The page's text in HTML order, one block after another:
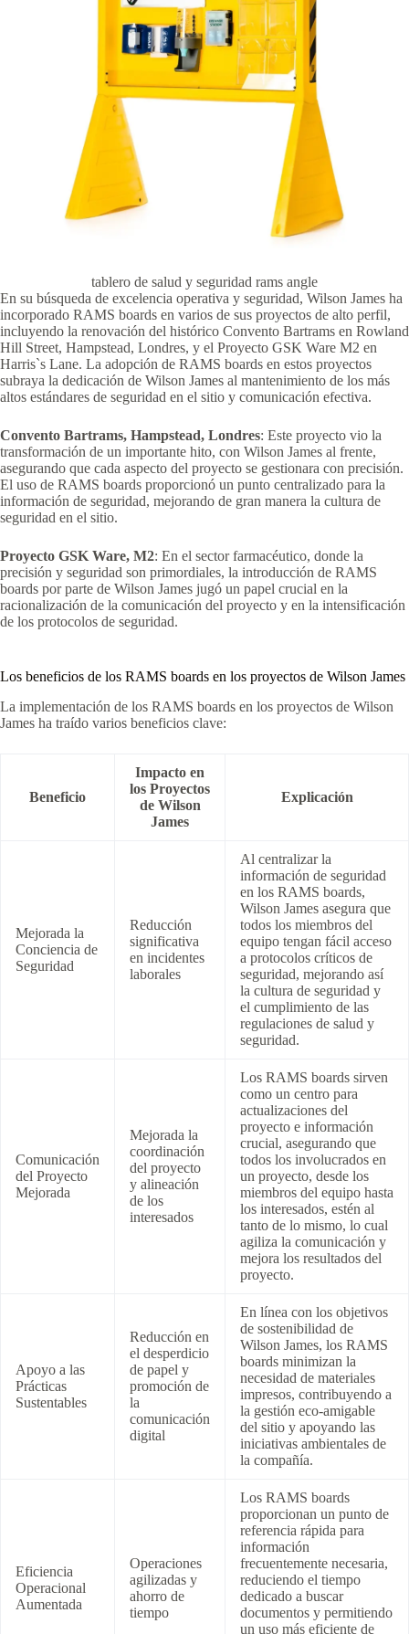
tablero de salud y seguridad rams angle
En su búsqueda de excelencia operativa y seguridad, Wilson James ha
incorporado RAMS boards en varios de sus proyectos de alto perfil,
incluyendo la renovación del histórico Convento Bartrams en Rowland
Hill Street, Hampstead, Londres, y el Proyecto GSK Ware M2 en
Harris`s Lane. La adopción de RAMS boards en estos proyectos
subraya la dedicación de Wilson James al mantenimiento de los más
altos estándares de seguridad en el sitio y comunicación efectiva.
Convento Bartrams, Hampstead, Londres: Este proyecto vio la
transformación de un importante hito, con Wilson James al frente,
asegurando que cada aspecto del proyecto se gestionara con precisión.
El uso de RAMS boards proporcionó un punto centralizado para la
información de seguridad, mejorando de gran manera la cultura de
seguridad en el sitio.
Proyecto GSK Ware, M2: En el sector farmacéutico, donde la
precisión y seguridad son primordiales, la introducción de RAMS
boards por parte de Wilson James jugó un papel crucial en la
racionalización de la comunicación del proyecto y en la intensificación
de los protocolos de seguridad.
Los beneficios de los RAMS boards en los proyectos de Wilson James
La implementación de los RAMS boards en los proyectos de Wilson
James ha traído varios beneficios clave:
Beneficio
Impacto en
los Proyectos
de Wilson
James
Explicación
Mejorada la
Conciencia de
Seguridad
Reducción
significativa
en incidentes
laborales
Al centralizar la
información de seguridad
en los RAMS boards,
Wilson James asegura que
todos los miembros del
equipo tengan fácil acceso
a protocolos críticos de
seguridad, mejorando así
la cultura de seguridad y
el cumplimiento de las
regulaciones de salud y
seguridad.
Comunicación
del Proyecto
Mejorada
Mejorada la
coordinación
del proyecto
y alineación
de los
interesados
Los RAMS boards sirven
como un centro para
actualizaciones del
proyecto e información
crucial, asegurando que
todos los involucrados en
un proyecto, desde los
miembros del equipo hasta
los interesados, estén al
tanto de lo mismo, lo cual
agiliza la comunicación y
mejora los resultados del
proyecto.
Apoyo a las
Prácticas
Sustentables
Reducción en
el desperdicio
de papel y
promoción de
la
comunicación
digital
En línea con los objetivos
de sostenibilidad de
Wilson James, los RAMS
boards minimizan la
necesidad de materiales
impresos, contribuyendo a
la gestión eco-amigable
del sitio y apoyando las
iniciativas ambientales de
la compañía.
Eficiencia
Operacional
Aumentada
Operaciones
agilizadas y
ahorro de
tiempo
Los RAMS boards
proporcionan un punto de
referencia rápida para
información
frecuentemente necesaria,
reduciendo el tiempo
dedicado a buscar
documentos y permitiendo
un uso más eficiente de